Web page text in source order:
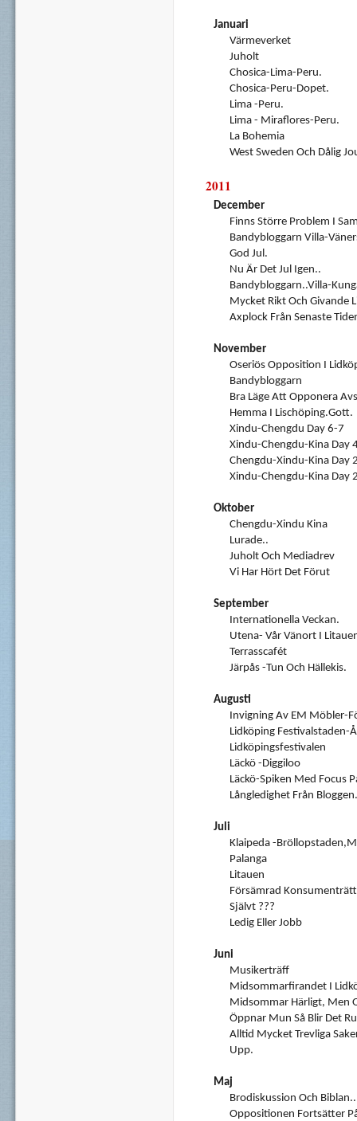
Januari
Värmeverket
Juholt
Chosica-Lima-Peru.
Chosica-Peru-Dopet.
Lima -Peru.
Lima - Miraflores-Peru.
La Bohemia
West Sweden Och Dålig
2011
December
Finns Större Problem I
Bandybloggarn Villa-
God Jul.
Nu Är Det Jul Igen..
Bandybloggarn..Villa-
Mycket Rikt Och Givande
Axplock Från Senaste
November
Oseriös Opposition I
Bandybloggarn
Bra Läge Att Opponera
Hemma I Lischöping.Gott.
Xindu-Chengdu Day 6-7
Xindu-Chengdu-Kina Day
Chengdu-Xindu-Kina Day
Xindu-Chengdu-Kina Day
Oktober
Chengdu-Xindu Kina
Lurade..
Juholt Och Mediadrev
Vi Har Hört Det Förut
September
Internationella Veckan.
Utena- Vår Vänort I
Terrasscafét
Järpås -Tun Och Hällekis.
Augusti
Invigning Av EM Möbler-
Lidköping Festivalstaden-
Lidköpingsfestivalen
Läckö -Diggiloo
Läckö-Spiken Med Focus
Långledighet Från Bloggen.
Juli
Klaipeda -
Palanga
Litauen
Försämrad
Självt ???
Ledig Eller Jobb
Juni
Musikerträff
Midsommarfirandet I
Midsommar Härligt, Men
Öppnar Mun Så Blir Det
Alltid Mycket Trevliga
Upp.
Maj
Brodiskussion Och Biblan..
Oppositionen Fortsätter